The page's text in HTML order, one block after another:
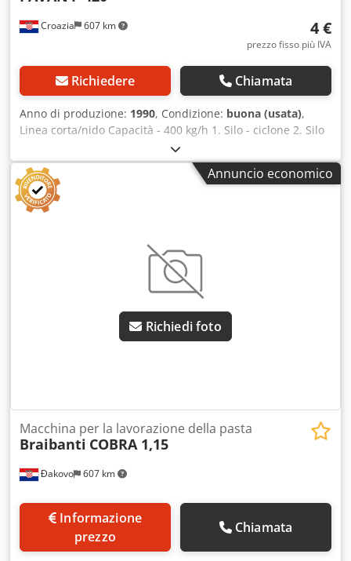
Croazia 607 km 4 €
prezzo fisso più IVA
Richiedere Chiamata
Anno di produzione: 1990, Condizione: buona (usata),
Linea corta/nido Capacità - 400 kg/h 1. Silo - ciclone 2. Silo
grande 3. Silo piccolo 4. Miscelatore 5. Estrusore 6. Catena
con secchi di pasta Cjdpfx Afen Arzkjpjha 7. Essiccatore 8.
Trasportatore di uscita 9. Trasportatore a catena per
secchi - 2 pz. 10. Elevatore (alla fine della linea) 11. Trans,
striscia di prodotto finito 12. Pult di comando 13. Gabinetto
Annuncio economico
Richiedi foto
Đakovo 607 km
Macchina per la lavorazione della pasta
Braibanti COBRA 1,15
prezzo
Chiamata